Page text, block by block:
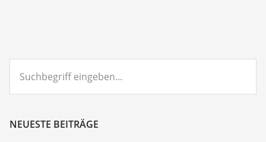
eingeben...
NEUESTE BEITRÄGE